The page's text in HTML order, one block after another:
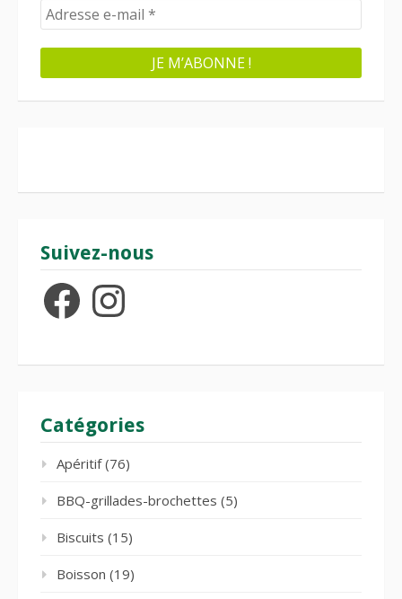
Suivez-nous
FacebookInstagram
Catégories
Apéritif(76)
BBQ-grillades-brochettes (5)
Biscuits (15)
Boisson (19)